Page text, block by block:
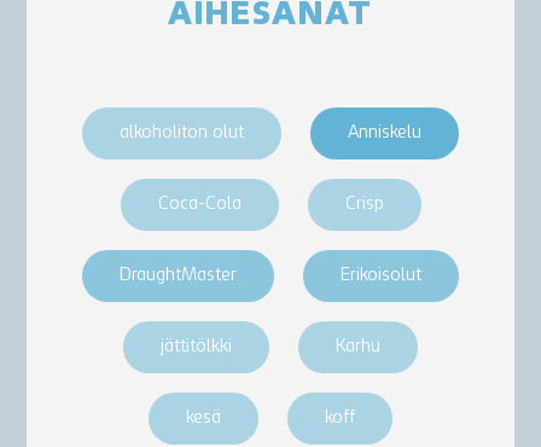
AIHESANAT
alkoholiton olut Anniskelu
Coca-Cola Crisp
DraughtMaster Erikoisolut
jättitölkki Karhu
kesä koff